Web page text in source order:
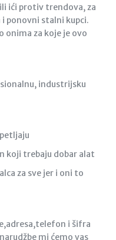
ići protiv trendova, za
ponovni stalni kupci.
onima za koje je ovo
industrijsku
koji trebaju dobar alat
za sve jer i oni to
i šifra
mi ćemo vas